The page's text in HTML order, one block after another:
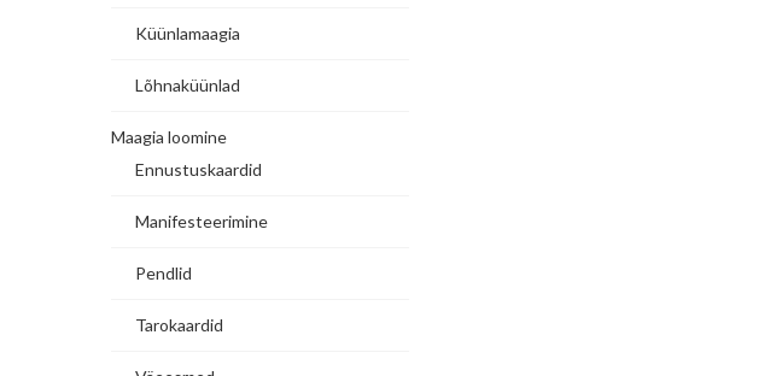
Küünlamaagia
Lõhnaküünlad
Maagia loomine
Ennustuskaardid
Manifesteerimine
Pendlid
Tarokaardid